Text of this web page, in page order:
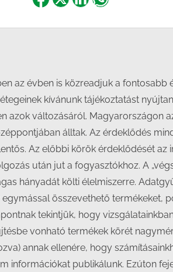
ShareShareShareShare
az évben is közreadjuk a
kívánunk tájékoztatást
azok változásáról. Magyarországon
álltak. Az érdeklődés
Az előbbi körök érdeklődését
után jut a fogyasztókhoz. A
hányadát költi élelmiszerre.
összevethető termékeket,
tekintjük, hogy
vonható termékek körét
annak ellenére, hogy
információkat publikálunk. Ezúton